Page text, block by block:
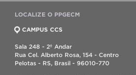
LOCALIZE O PPGECM
CAMPUS CCS
Sala 248 - 2º Andar
Rua Cel. Alberto Rosa, 154 - Centro
Pelotas - RS, Brasil - 96010-770